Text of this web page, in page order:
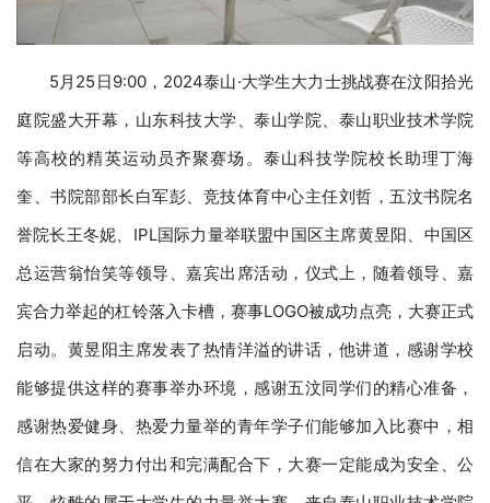
5月25日9:00，2024泰山·大学生大力士挑战赛在汶阳拾光
庭院盛大开幕，山东科技大学、泰山学院、泰山职业技术学院
等高校的精英运动员齐聚赛场。泰山科技学院校长助理丁海
奎、书院部部长白军彭、竞技体育中心主任刘哲，五汶书院名
誉院长王冬妮、IPL国际力量举联盟中国区主席黄昱阳、中国区
总运营翁怡笑等领导、嘉宾出席活动，仪式上，随着领导、嘉
宾合力举起的杠铃落入卡槽，赛事LOGO被成功点亮，大赛正式
启动。黄昱阳主席发表了热情洋溢的讲话，他讲道，感谢学校
能够提供这样的赛事举办环境，感谢五汶同学们的精心准备，
感谢热爱健身、热爱力量举的青年学子们能够加入比赛中，相
信在大家的努力付出和完满配合下，大赛一定能成为安全、公